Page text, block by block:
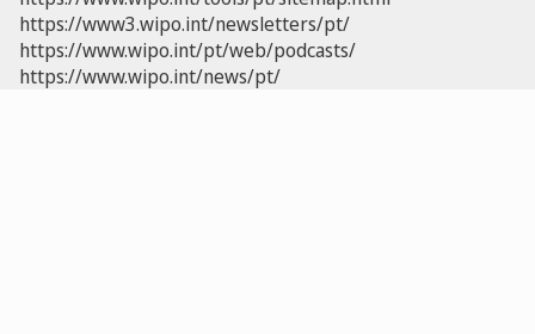
https://www3.wipo.int/newsletters/pt/
https://www.wipo.int/pt/web/podcasts/
https://www.wipo.int/news/pt/